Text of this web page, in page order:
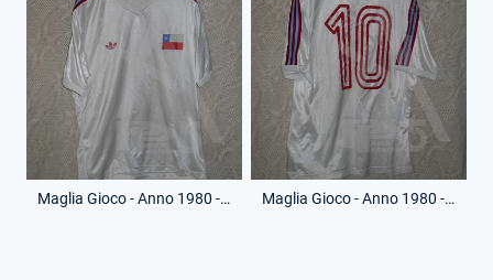
Maglia Gioco - Anno 1980 - 10 - (Fronte) Maglia Gioco - Anno 1980 - 10 - (Retro)